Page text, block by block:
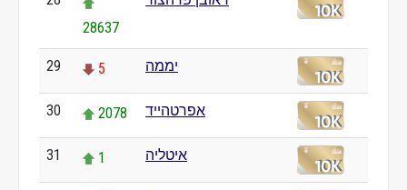
28637
29 5 יממה
30 2078 אפרטהייד
31 1 איטליה